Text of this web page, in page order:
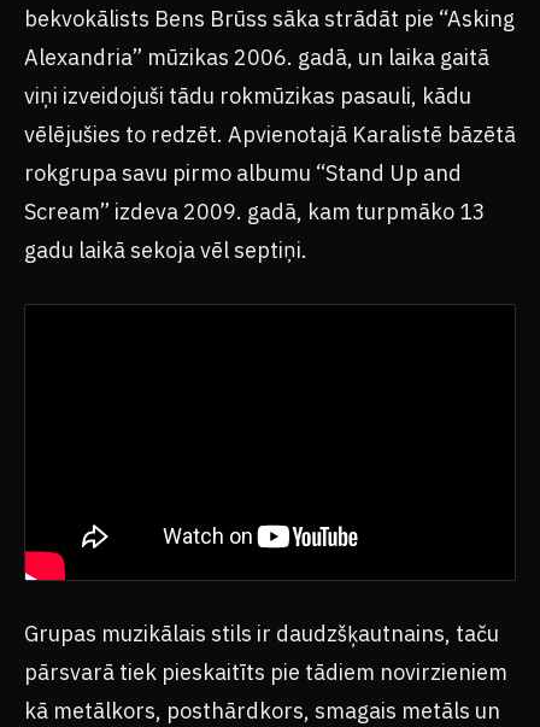
bekvokālists Bens Brūss sāka strādāt pie “Asking
Alexandria” mūzikas 2006. gadā, un laika gaitā
viņi izveidojuši tādu rokmūzikas pasauli, kādu
vēlējušies to redzēt. Apvienotajā Karalistē bāzētā
rokgrupa savu pirmo albumu “Stand Up and
Scream” izdeva 2009. gadā, kam turpmāko 13
gadu laikā sekoja vēl septiņi.
Grupas muzikālais stils ir daudzšķautnains, taču
pārsvarā tiek pieskaitīts pie tādiem novirzieniem
kā metālkors, posthārdkors, smagais metāls un